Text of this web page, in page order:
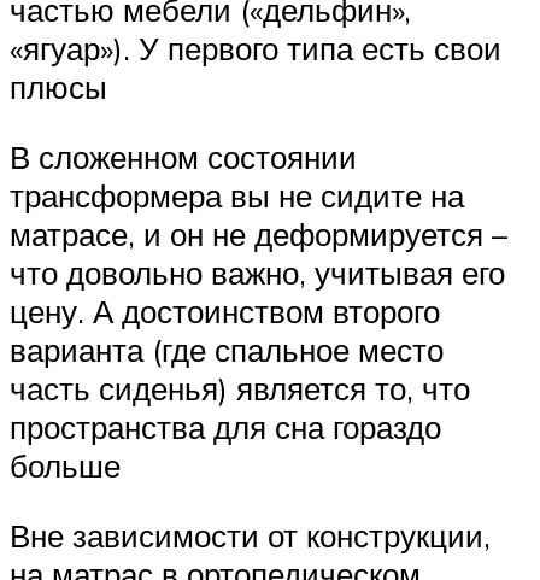
частью мебели («дельфин»,
«ягуар»). У первого типа есть свои
плюсы
В сложенном состоянии
трансформера вы не сидите на
матрасе, и он не деформируется –
что довольно важно, учитывая его
цену. А достоинством второго
варианта (где спальное место
часть сиденья) является то, что
пространства для сна гораздо
больше
Вне зависимости от конструкции,